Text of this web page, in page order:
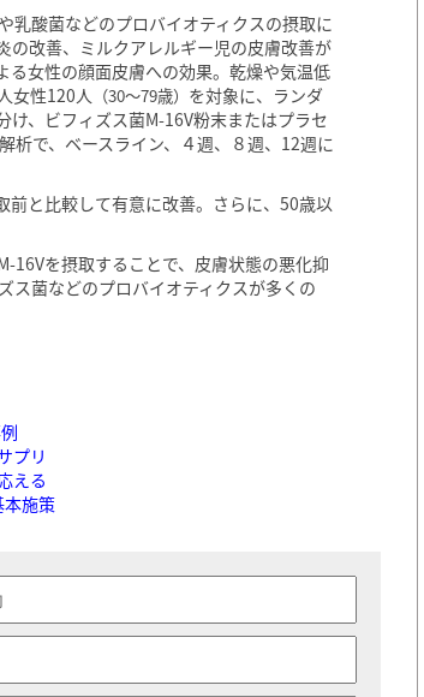
乳酸菌などのプロバイオティクスの摂取に
の改善、ミルクアレルギー児の皮膚改善が
る女性の顔面皮膚への効果。乾燥や気温低
女性120人
（30〜79歳） を対象に、ランダ
、ビフィズス菌M-16V粉末またはプラセ
析で、ベースライン、４週、８週、12週に
前と比較して有意に改善。さらに、50歳以
16Vを摂取することで、皮膚状態の悪化抑
ス菌などのプロバイオティクスが多くの
プリ
える
施策